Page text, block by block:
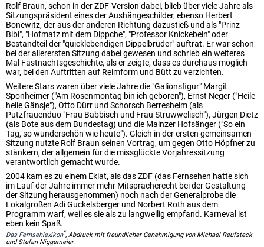
Rolf Braun, schon in der ZDF-Version dabei, blieb über viele Jahre als
Sitzungspräsident eines der Aushängeschilder, ebenso Herbert
Bonewitz, der aus der anderen Richtung dazustieß und als "Prinz
Bibi", "Hofmatz mit dem Dippche", "Professor Knickebein" oder
Bestandteil der "quicklebendigen Dippelbrüder" auftrat. Er war schon
bei der allerersten Sitzung dabei gewesen und schrieb ein weiteres
Mal Fastnachtsgeschichte, als er zeigte, dass es durchaus möglich
war, bei den Auftritten auf Reimform und Bütt zu verzichten.
Weitere Stars waren über viele Jahre die "Galionsfigur" Margit
Sponheimer ("Am Rosenmontag bin ich geboren"), Ernst Neger ("Heile
heile Gänsje"), Otto Dürr und Schorsch Berresheim (als
Putzfrauenduo "Frau Babbisch und Frau Struwwelisch"), Jürgen Dietz
(als Bote aus dem Bundestag) und die Mainzer Hofsänger ("So ein
Tag, so wunderschön wie heute"). Gleich in der ersten gemeinsamen
Sitzung nutzte Rolf Braun seinen Vortrag, um gegen Otto Höpfner zu
stänkern, der allgemein für die missglückte Vorjahressitzung
verantwortlich gemacht wurde.
2004 kam es zu einem Eklat, als das ZDF (das Fernsehen hatte sich
im Lauf der Jahre immer mehr Mitspracherecht bei der Gestaltung
der Sitzung herausgenommen) noch nach der Generalprobe die
Lokalgrößen Adi Guckelsberger und Norbert Roth aus dem
Programm warf, weil es sie als zu langweilig empfand. Karneval ist
eben kein Spaß.
Das Fernsehlexikon*, Abdruck mit freundlicher Genehmigung von Michael Reufsteck
und Stefan Niggemeier.